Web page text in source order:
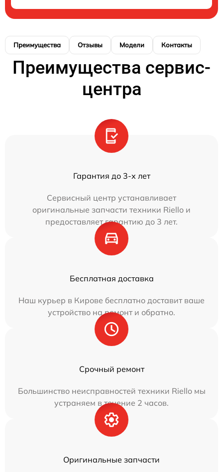
Преимущества Отзывы Модели Контакты
Преимущества сервис-
центра
Гарантия до 3-х лет
Сервисный центр устанавливает
оригинальные запчасти техники Riello и
предоставляет гарантию до 3 лет.
Бесплатная доставка
Наш курьер в Кирове бесплатно доставит ваше
устройство на ремонт и обратно.
Срочный ремонт
Большинство неисправностей техники Riello мы
устраняем в течение 2 часов.
Оригинальные запчасти